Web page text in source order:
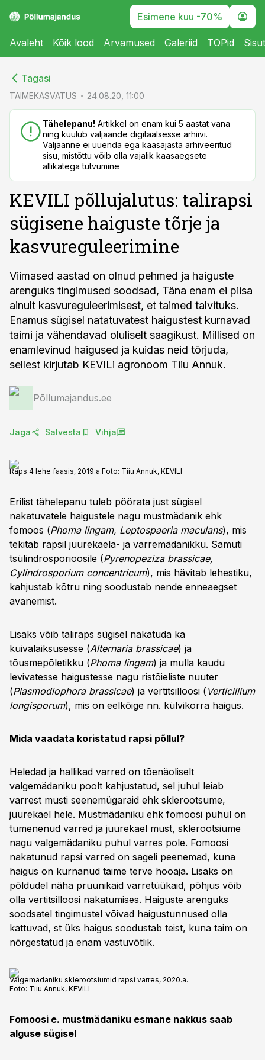
Esimene kuu -70%
Avaleht Kõik lood Arvamused Galeriid TOPid
Tagasi
TAIMEKASVATUS 24.08.20, 11:00
Tähelepanu! Artikkel on enam kui 5 aastat vana
ning kuulub väljaande digitaalsesse arhiivi.
Väljaanne ei uuenda ega kaasajasta arhiveeritud
sisu, mistõttu võib olla vajalik kaasaegsete
allikatega tutvumine
KEVILI põllujalutus: talirapsi
sügisene haiguste tõrje ja
kasvureguleerimine
Viimased aastad on olnud pehmed ja haiguste
arenguks tingimused soodsad, Täna enam ei piisa
ainult kasvureguleerimisest, et taimed talvituks.
Enamus sügisel natatuvatest haigustest kurnavad
taimi ja vähendavad oluliselt saagikust. Millised on
enamlevinud haigused ja kuidas neid tõrjuda,
sellest kirjutab KEVILi agronoom Tiiu Annuk.
Põllumajandus.ee
Jaga Salvesta Vihja
Raps 4 lehe faasis, 2019.a.Foto: Tiiu Annuk, KEVILI
Erilist tähelepanu tuleb pöörata just sügisel
nakatuvatele haigustele nagu mustmädanik ehk
fomoos (Phoma lingam, Leptospaeria maculans), mis
tekitab rapsil juurekaela- ja varremädanikku. Samuti
tsülindrosporioosile (Pyrenopeziza brassicae,
Cylindrosporium concentricum), mis hävitab lehestiku,
kahjustab kõtru ning soodustab nende enneaegset
avanemist.
Lisaks võib taliraps sügisel nakatuda ka
kuivalaiksusesse (Alternaria brassicae) ja
tõusmepõletikku (Phoma lingam) ja mulla kaudu
levivatesse haigustesse nagu ristõieliste nuuter
(Plasmodiophora brassicae) ja vertitsilloosi ( Verticillium
longisporum), mis on eelkõige nn. külvikorra haigus.
Mida vaadata koristatud rapsi põllul?
Heledad ja hallikad varred on tõenäoliselt
valgemädaniku poolt kahjustatud, sel juhul leiab
varrest musti seenemügaraid ehk sklerootsume,
juurekael hele. Mustmädaniku ehk fomoosi puhul on
tumenenud varred ja juurekael must, sklerootsiume
nagu valgemädaniku puhul varres pole. Fomoosi
nakatunud rapsi varred on sageli peenemad, kuna
haigus on kurnanud taime terve hooaja. Lisaks on
põldudel näha pruunikaid varretüükaid, põhjus võib
olla vertitsilloosi nakatumises. Haiguste arenguks
soodsatel tingimustel võivad haigustunnused olla
kattuvad, st üks haigus soodustab teist, kuna taim on
nõrgestatud ja enam vastuvõtlik.
Valgemädaniku sklerootsiumid rapsi varres, 2020.a.
Foto: Tiiu Annuk, KEVILI
Fomoosi e. mustmädaniku esmane nakkus saab
alguse sügisel